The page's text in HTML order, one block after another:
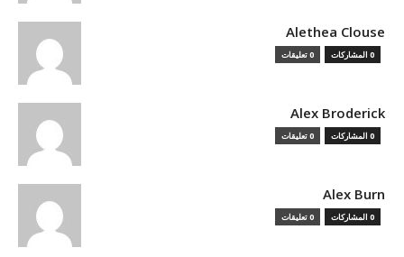
Alethea Clouse
0 المشاركات 0 تعليقات
Alex Broderick
0 المشاركات 0 تعليقات
Alex Burn
0 المشاركات 0 تعليقات